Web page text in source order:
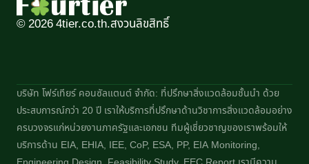
© 2026 4tier.co.th.สงวนลิขสิทธิ์
บริษัท โฟร์เทียร์ คอนซัลแตนต์ จำกัด: ที่ปรึกษาสิ่งแวดล้อมชั้นนำ ด้วย
ประสบการณ์กว่า 20 ปี เราให้บริการที่ปรึกษาด้านวิชาการสิ่งแวดล้อมอย่าง
ครบวงจรแก่หน่วยงานภาครัฐและเอกชน ทีมผู้เชี่ยวชาญของเราพร้อมให้
บริการด้าน EIA, EHIA, IEE, CoP, ESA, PP, EIA Monitoring,